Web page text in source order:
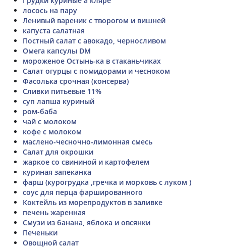
лосось на пару
Ленивый вареник с творогом и вишней
капуста салатная
Постный салат с авокадо, черносливом
Омега капсулы DM
мороженое Остынь-ка в стаканьчиках
Салат огурцы с помидорами и чесноком
Фасолька срочная (консерва)
Сливки питьевые 11%
суп лапша куриный
ром-баба
чай с молоком
кофе с молоком
маслено-чесночно-лимонная смесь
Салат для окрошки
жаркое со свининой и картофелем
куриная запеканка
фарш (курогрудка ,гречка и морковь с луком )
соус для перца фаршированного
Коктейль из морепродуктов в заливке
печень жаренная
Смузи из банана, яблока и овсянки
Печеньки
Овощной салат